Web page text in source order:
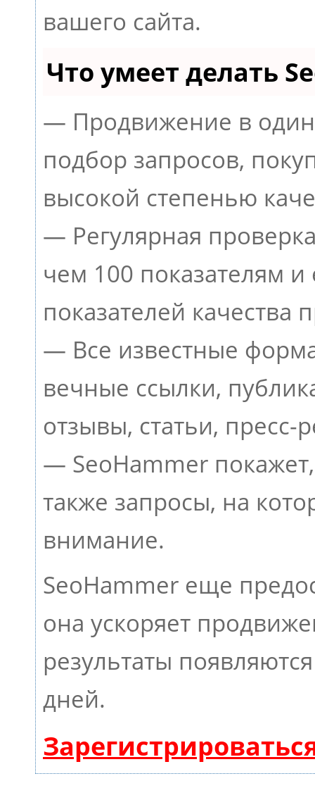
вашего сайта.
Что умеет делать
— Продвижение в один
подбор запросов,
высокой степенью
— Регулярная
чем 100 показателям
показателей качества
— Все известные
вечные ссылки,
отзывы, статьи, пресс-
— SeoHammer
также запросы, на
внимание.
SeoHammer еще
она ускоряет
результаты
дней.